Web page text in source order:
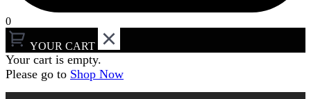
0
YOUR CART
Your cart is empty.
Please go to Shop Now